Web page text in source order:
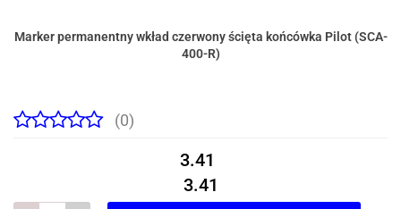
Marker permanentny wkład czerwony ścięta końcówka Pilot (SCA-
400-R)
(0)
3.41
3.41